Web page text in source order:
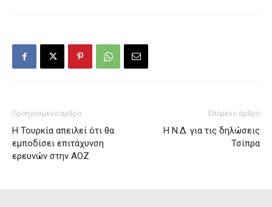
Προηγούμενο άρθρο
Η Τουρκία απειλεί ότι θα
εμποδίσει επιτάχυνση
ερευνών στην ΑΟΖ
Επόμενο άρθρο
Η Ν.Δ. για τις δηλώσεις
Τσίπρα